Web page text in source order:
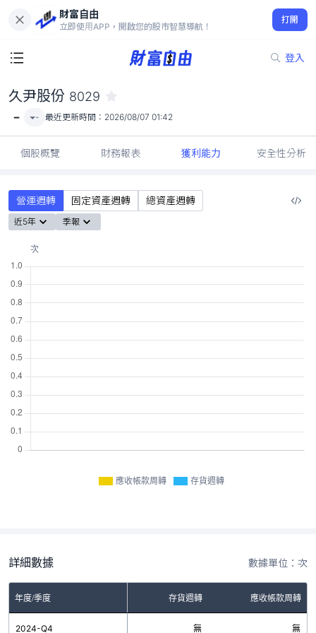
財富自由
立即使用APP，開啟您的股市智慧導航！
打開
登入
-
久尹股份 8029
- - 最近更新時間： 2026/08/07 01:42
個股概覽 財務報表 獲利能力 安全性分析
營運週轉 固定資產週轉 總資產週轉
近5年 季報
應收帳款周轉 存貨週轉
詳細數據 數據單位：次
年度/季度 存貨週轉 應收帳款周轉
2024-Q4 無 無